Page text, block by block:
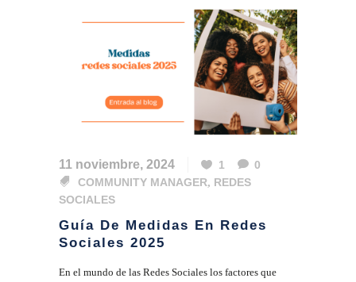
11 noviembre, 2024 1
0
COMMUNITY MANAGER, REDES
SOCIALES
Guía De Medidas En Redes
Sociales 2025
En el mundo de las Redes Sociales los factores que